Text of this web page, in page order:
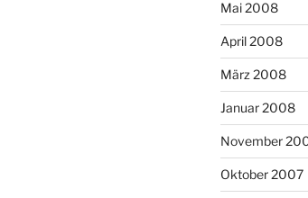
Mai 2008
April 2008
März 2008
Januar 2008
November
Oktober 2007